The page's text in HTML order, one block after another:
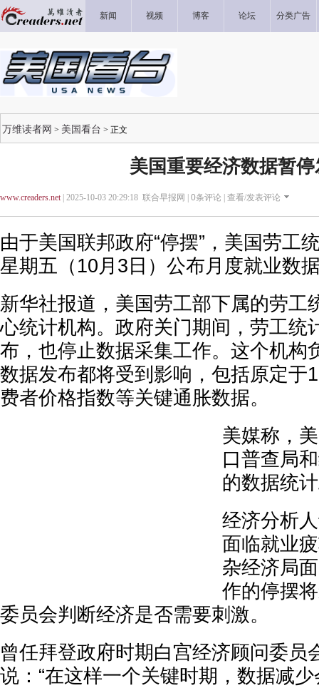
新闻 视频 博客 论坛 分类广告
万维读者网 > 美国看台 > 正文
美国重要经济数据暂停
www.creaders.net| 2025-10-03 20:29:18 联合早报网 | 0条评论 | 查看/发表评论
由于美国联邦政府“停摆”，美国劳工
星期五（10月3日）公布月度就业数
新华社报道，美国劳工部下属的劳工
心统计机构。政府关门期间，劳工统
布，也停止数据采集工作。这个机构
数据发布都将受到影响，包括原定于
费者价格指数等关键通胀数据。
美媒称，
口普查局
的数据统
经济分析
面临就业
杂经济局
作的停摆
委员会判断经济是否需要刺激。
曾任拜登政府时期白宫经济顾问委员
说：“在这样一个关键时期，数据减